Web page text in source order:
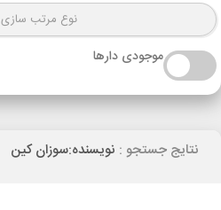
نوع مرتب سازی
موجودی دارها
نتایج جستجو : نویسنده:سوزان کین